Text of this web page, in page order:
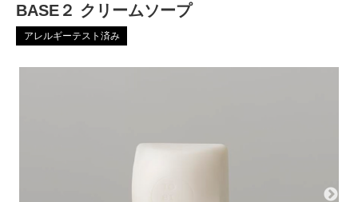
BASE２ クリームソープ
アレルギーテスト済み